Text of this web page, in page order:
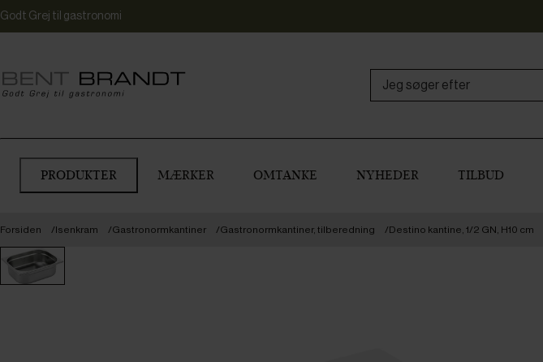
Godt Grej til gastronomi
PRODUKTER MÆRKER OMTANKE NYHEDER TILBUD
Forsiden Isenkram Gastronormkantiner Gastronormkantiner, tilberedning Destino kantine, 1/2 GN, H10 cm